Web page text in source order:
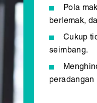
Pola
berlemak,
Cukup
seimbang.
peradangan